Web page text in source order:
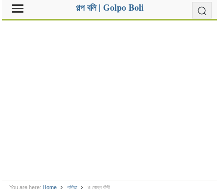
গল্প বলি | Golpo Boli
You are here: Home কবিতা ও মোহন বাঁশী